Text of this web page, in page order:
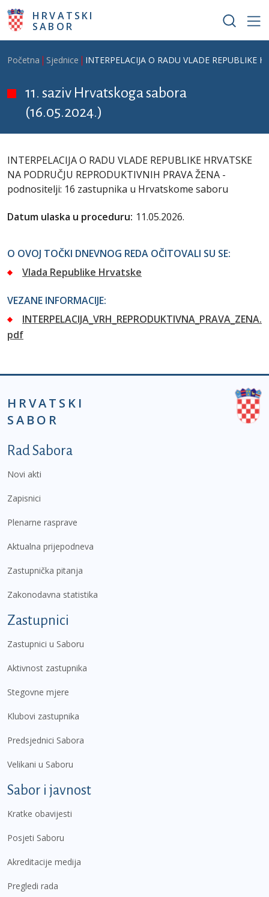
Skoči na glavni sadržaj
HRVATSKI
SABOR
Breadcrumb
Početna Sjednice INTERPELACIJA O RADU VLADE REPUBLIKE
11. saziv Hrvatskoga sabora
(16.05.2024.)
INTERPELACIJA O RADU VLADE REPUBLIKE HRVATSKE
NA PODRUČJU REPRODUKTIVNIH PRAVA ŽENA -
podnositelji: 16 zastupnika u Hrvatskome saboru
Datum ulaska u proceduru: 11.05.2026.
O OVOJ TOČKI DNEVNOG REDA OČITOVALI SU SE:
Vlada Republike Hrvatske
VEZANE INFORMACIJE:
INTERPELACIJA_VRH_REPRODUKTIVNA_PRAVA_ZENA.
pdf
HRVATSKI
SABOR
Podnožje prvi izbornik
Rad Sabora
Novi akti
Zapisnici
Plenarne rasprave
Aktualna prijepodneva
Zastupnička pitanja
Zakonodavna statistika
Zastupnici
Zastupnici u Saboru
Aktivnost zastupnika
Stegovne mjere
Klubovi zastupnika
Predsjednici Sabora
Velikani u Saboru
Sabor i javnost
Kratke obavijesti
Posjeti Saboru
Akreditacije medija
Pregledi rada